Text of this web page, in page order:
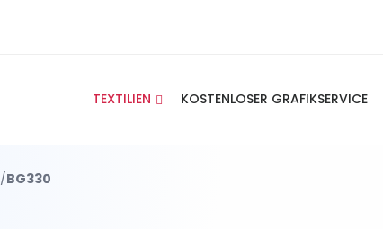
TEXTILIEN KOSTENLOSER GRAFIKSERVICE
/BG330